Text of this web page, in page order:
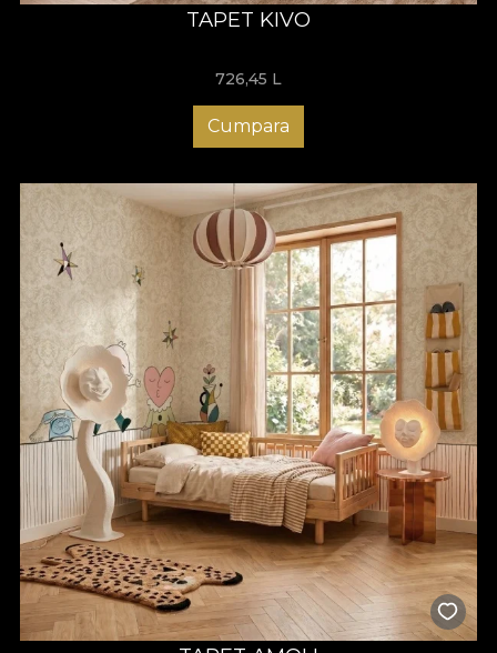
TAPET KIVO
726,45 L
Cumpara